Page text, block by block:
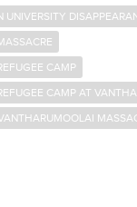
UNIVERSITY
CAMP
CAMP AT